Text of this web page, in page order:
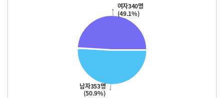
남자353명
(50.9%)
여자340명
(49.1%)